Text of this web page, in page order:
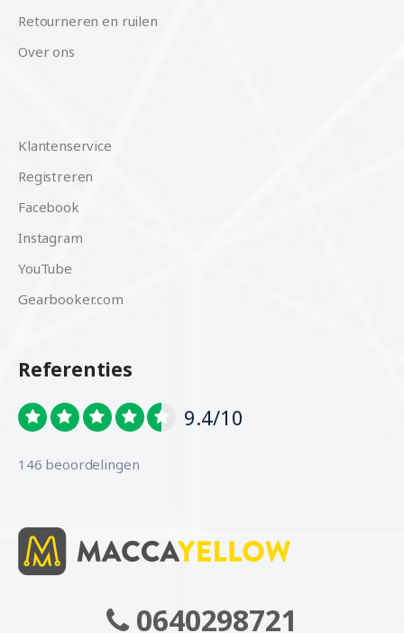
Retourneren en ruilen
Over ons
Klantenservice
Registreren
Facebook
Instagram
YouTube
Gearbooker.com
Referenties
9.4/10
146 beoordelingen
0640298721